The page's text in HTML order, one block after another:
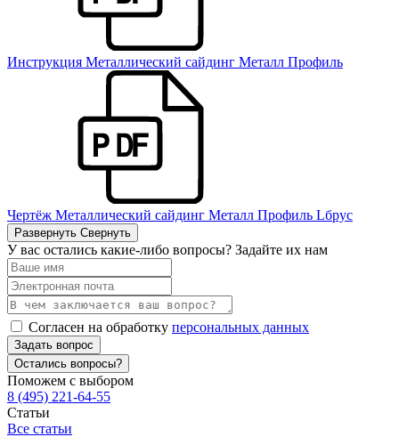
Инструкция Металлический сайдинг Металл Профиль
Чертёж Металлический сайдинг Металл Профиль Lбрус
Развернуть Свернуть
У вас остались какие-либо вопросы? Задайте их нам
Согласен на обработку персональных данных
Задать вопрос
Остались вопросы?
Поможем с выбором
8 (495) 221-64-55
Статьи
Все статьи